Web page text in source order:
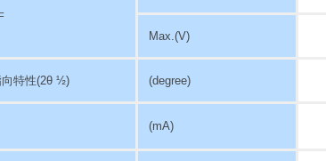
F
Max.(V)
特性(2θ ½) (degree)
(mA)